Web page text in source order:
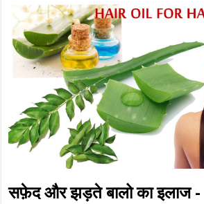
सफ़ेद और झड़ते बालो का इलाज